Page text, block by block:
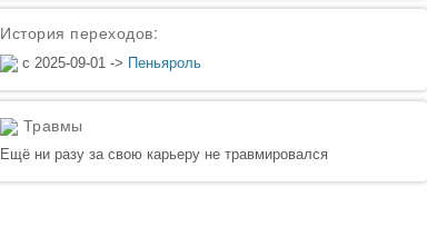
История переходов:
с 2025-09-01 -> Пеньяроль
Травмы
Ещё ни разу за свою карьеру не травмировался